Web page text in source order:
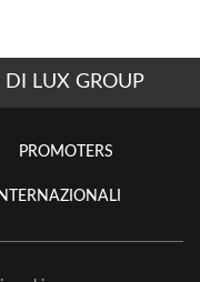
DI LUX GROUP
PROMOTERS
INTERNAZIONALI